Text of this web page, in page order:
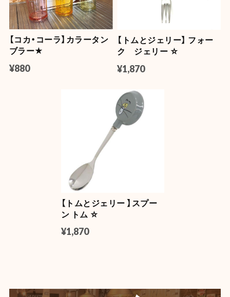
【コカ・コーラ】カラータン
ブラー★
¥880
【トムとジェリー】 フォー
ク ジェリー ☆
¥1,870
【トムとジェリー 】スプー
ン トム ☆
¥1,870